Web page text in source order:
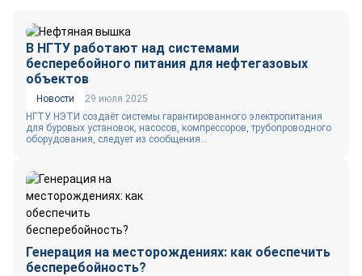
В НГТУ работают над системами
бесперебойного питания для нефтегазовых
объектов
Новости
29 июля 2025
НГТУ НЭТИ создаёт системы гарантированного электропитания
для буровых установок, насосов, компрессоров, трубопроводного
оборудования, следует из сообщения...
Генерация на месторождениях: как обеспечить
бесперебойность?